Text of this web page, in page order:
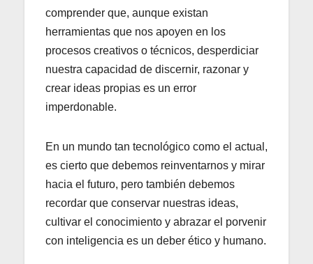
comprender que, aunque existan
herramientas que nos apoyen en los
procesos creativos o técnicos, desperdiciar
nuestra capacidad de discernir, razonar y
crear ideas propias es un error
imperdonable.
En un mundo tan tecnológico como el actual,
es cierto que debemos reinventarnos y mirar
hacia el futuro, pero también debemos
recordar que conservar nuestras ideas,
cultivar el conocimiento y abrazar el porvenir
con inteligencia es un deber ético y humano.